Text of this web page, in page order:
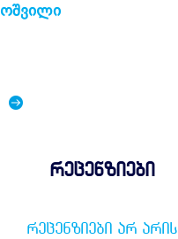
რეცენზიები
ᲠᲔᲪᲔᲜᲖᲘᲔᲑᲘ ᲐᲠ ᲐᲠᲘᲡ